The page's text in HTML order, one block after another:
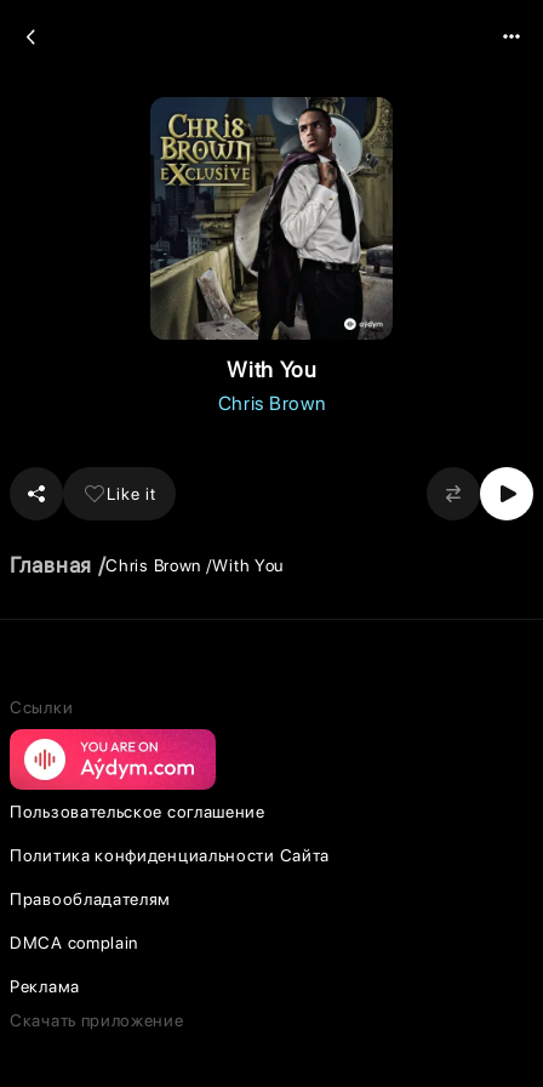
With You
Chris Brown
Like it
Главная Chris Brown With You
Ссылки
Пользовательское соглашение
Политика конфиденциальности Сайта
Правообладателям
DMCA complain
Реклама
Скачать приложение